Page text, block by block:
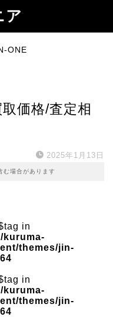
ア
ONE
価格/査定相
2025年1月13日
む場合があります
in
kuruma-
themes/jin-
in
kuruma-
themes/jin-